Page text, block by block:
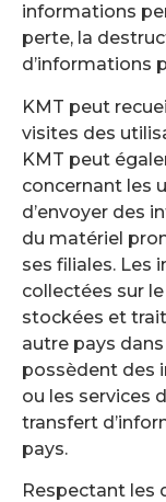
informations
perte, la
d’informations
KMT peut
visites des
KMT peut
concernant les
d’envoyer des
du matériel
ses filiales. Les
collectées sur
stockées et
autre pays
possèdent des
ou les services
transfert
pays.
Respectant les